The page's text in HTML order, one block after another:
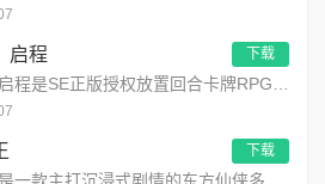
启程 下载
下载